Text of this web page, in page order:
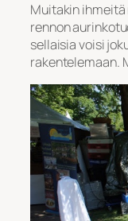
Muitakin
rennon
sellaisia voisi
rakentelemaan.